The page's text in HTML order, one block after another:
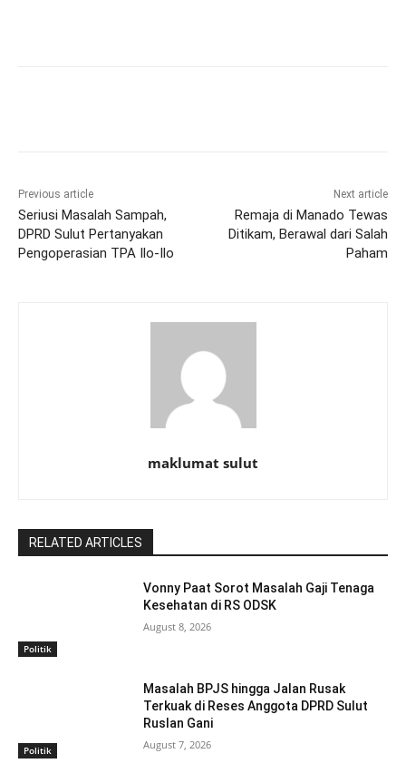
Previous article
Seriusi Masalah Sampah,
DPRD Sulut Pertanyakan
Pengoperasian TPA Ilo-Ilo
Next article
Remaja di Manado Tewas
Ditikam, Berawal dari Salah
Paham
maklumat sulut
RELATED ARTICLES
Politik
Vonny Paat Sorot Masalah Gaji Tenaga
Kesehatan di RS ODSK
August 8, 2026
Politik
Masalah BPJS hingga Jalan Rusak
Terkuak di Reses Anggota DPRD Sulut
Ruslan Gani
August 7, 2026